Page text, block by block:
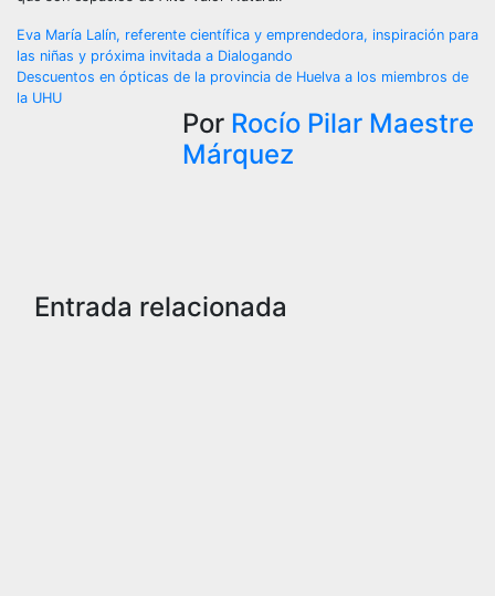
Navegación
de
Eva María Lalín, referente científica y emprendedora, inspiración para
las niñas y próxima invitada a Dialogando
Descuentos en ópticas de la provincia de Huelva a los miembros de
la UHU
Por Rocío Pilar Maestre
Márquez
Entrada relacionada